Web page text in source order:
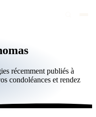
récemment publiés à
condoléances et rendez